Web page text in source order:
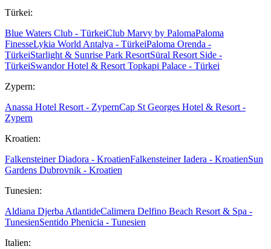
Türkei:
Blue Waters Club - TürkeiClub Marvy by PalomaPaloma
FinesseLykia World Antalya - TürkeiPaloma Orenda -
TürkeiStarlight & Sunrise Park ResortSüral Resort Side -
TürkeiSwandor Hotel & Resort Topkapi Palace - Türkei
Zypern:
Anassa Hotel Resort - ZypernCap St Georges Hotel & Resort -
Zypern
Kroatien:
Falkensteiner Diadora - KroatienFalkensteiner Iadera - KroatienSun
Gardens Dubrovnik - Kroatien
Tunesien:
Aldiana Djerba AtlantideCalimera Delfino Beach Resort & Spa -
TunesienSentido Phenicia - Tunesien
Italien: